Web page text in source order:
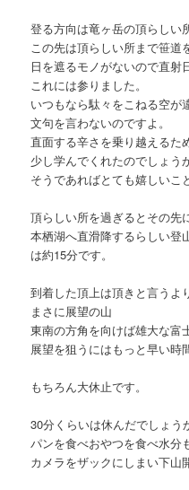
登る方向は竜ヶ岳の頂らしい
この先は頂らしい所まで笹道
日を遮るモノがないので直射
これには参りました。
いつもなら駄々をこねる空が
文句を言わないのですよ。
直面する辛さを乗り越えるた
少し学んでくれたのでしょうか
そうであればとても嬉しいこ
頂らしい所を過ぎるとその先
本栖湖へ直滑降するらしい登
は約15分です。
到着した頂上は頂きと言うよ
まさに展望の山
東南の方角を向けば雄大な富
展望を狙うにはもっと早い時
もちろん大休止です。
30分くらいは休んだでしょう
パンを食べおやつを食べ水分
カメラをザックにしまい下山